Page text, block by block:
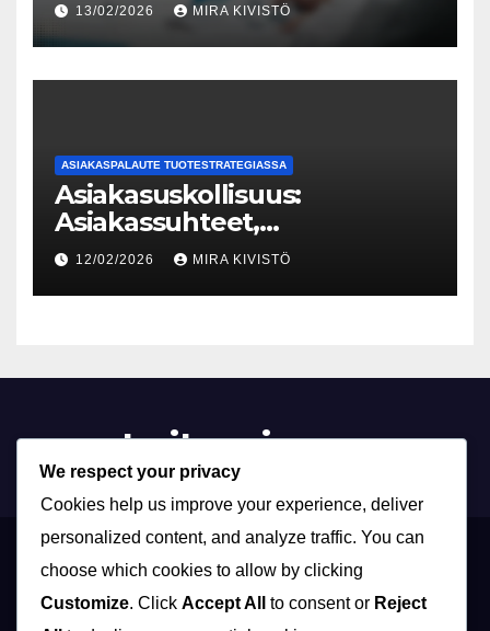
Kampanjat
13/02/2026 MIRA KIVISTÖ
ASIAKASPALAUTE TUOTESTRATEGIASSA
Asiakasuskollisuus:
Asiakassuhteet,
Brändiuskollisuus,
Asiakaskokemus
12/02/2026 MIRA KIVISTÖ
twitonair.com
Evästeet ja seurantaTietosuojakäytäntöOta yhteys
Meidän tarinamme
We respect your privacy
Cookies help us improve your experience, deliver
personalized content, and analyze traffic. You can
choose which cookies to allow by clicking
Customize. Click Accept All to consent or Reject